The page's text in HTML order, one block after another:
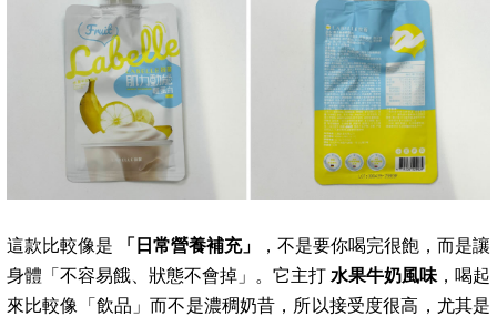
這款比較像是 「日常營養補充」
，不是要你喝完很飽，而是讓
身體「不容易餓、狀態不會掉」。它主打 水果牛奶風味 ，喝起
來比較像「飲品」而不是濃稠奶昔，所以接受度很高，尤其是